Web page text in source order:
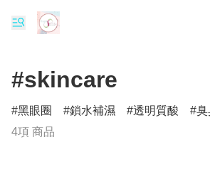
#skincare
黑眼圈 鎖水補濕 透明質酸 臭
4項 商品